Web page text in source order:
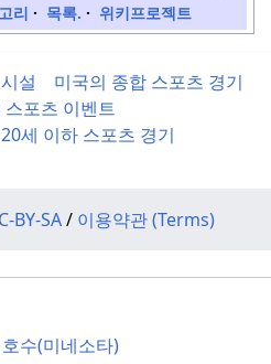
리
목록. 위키프로젝트
설
미국의 종합 스포츠 경기
포츠 이벤트
20세 이하 스포츠 경기
BY-SA/ 이용약관 (Terms)
수(미네소타)